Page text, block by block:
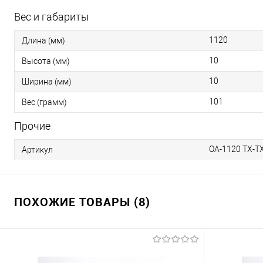
Вес и габариты
Длина (мм) 1120
Высота (мм) 10
Ширина (мм) 10
Вес (грамм) 101
Прочие
Артикул OA-1120 TX-
ПОХОЖИЕ ТОВАРЫ (8)